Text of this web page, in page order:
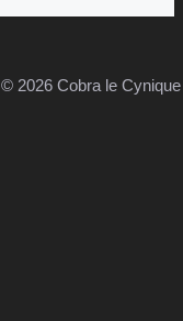
© 2026 Cobra le